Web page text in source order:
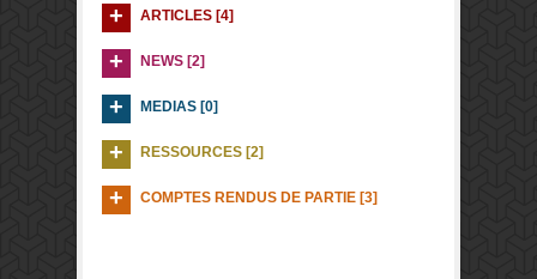
ARTICLES [4]
NEWS [2]
MEDIAS [0]
RESSOURCES [2]
COMPTES RENDUS DE PARTIE [3]